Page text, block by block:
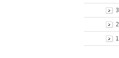
3
2
1